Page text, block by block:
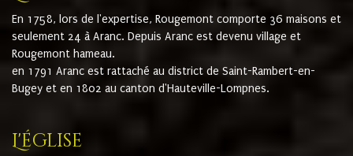
En 1758, lors de l'expertise, Rougemont comporte 36 maisons et
seulement 24 à Aranc. Depuis Aranc est devenu village et
Rougemont hameau.
en 1791 Aranc est rattaché au district de Saint-Rambert-en-
Bugey et en 1802 au canton d'Hauteville-Lompnes.
L'église